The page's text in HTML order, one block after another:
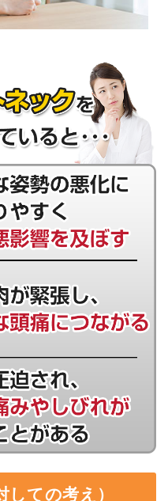
ての考え）